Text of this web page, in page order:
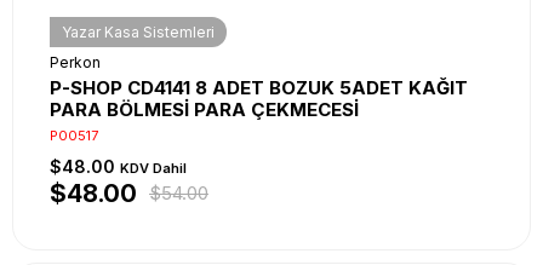
Yazar Kasa Sistemleri
Perkon
P-SHOP CD4141 8 ADET BOZUK 5ADET KAĞIT
PARA BÖLMESİ PARA ÇEKMECESİ
P00517
$48.00 KDV Dahil
$48.00 $54.00